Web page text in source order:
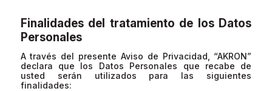
Finalidades del tratamiento de los Datos
Personales
A través del presente Aviso de Privacidad, “AKRON”
declara que los Datos Personales que recabe de
usted serán utilizados para las siguientes
finalidades: